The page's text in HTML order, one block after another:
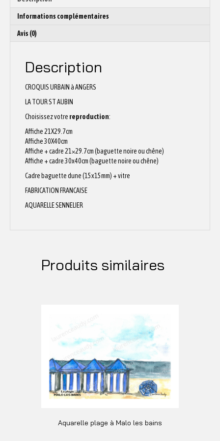
Informations complémentaires
Avis (0)
Description
CROQUIS URBAIN à ANGERS
LA TOUR ST AUBIN
Choisissez votre reproduction:
Affiche 21X29.7cm
Affiche 30X40cm
Affiche + cadre 21×29.7cm (baguette noire ou chêne)
Affiche + cadre 30x40cm (baguette noire ou chêne)
Cadre baguette dune (15x15mm) + vitre
FABRICATION FRANCAISE
AQUARELLE SENNELIER
Produits similaires
Aquarelle plage à Malo les bains